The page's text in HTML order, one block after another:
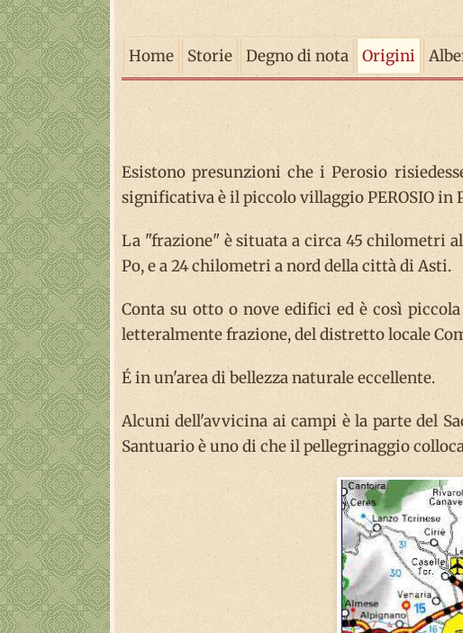
Home Storie Degno di nota Origini
Esistono presunzioni che i Perosio
significativa è il piccolo villaggio PEROSIO
La "frazione" è situata a circa 45 chilometri
Po, e a 24 chilometri a nord della città di Asti.
Conta su otto o nove edifici ed è così
letteralmente frazione, del distretto locale
É in un'area di bellezza naturale eccellente.
Alcuni dell'avvicina ai campi è la parte del
Santuario è uno di che il pellegrinaggio